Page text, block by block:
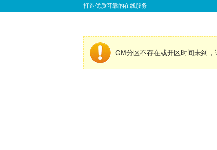
打造优质可靠的在线服务
GM分区不存在或开区时间未到，